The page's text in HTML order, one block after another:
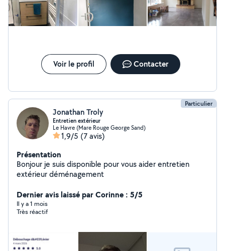
Voir le profil Contacter
Particulier
Jonathan Troly
Entretien extérieur
Le Havre (Mare Rouge George Sand)
1,9/5 (7 avis)
Présentation
Bonjour je suis disponible pour vous aider entretien
extérieur déménagement
Dernier avis laissé par Corinne : 5/5
Il y a 1 mois
Très réactif